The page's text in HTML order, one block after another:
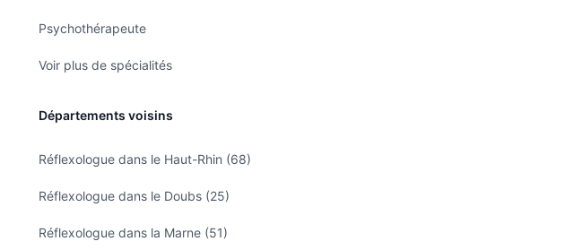
Psychothérapeute
Voir plus de spécialités
Départements voisins
Réflexologue dans le Haut-Rhin (68)
Réflexologue dans le Doubs (25)
Réflexologue dans la Marne (51)